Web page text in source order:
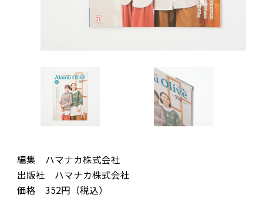
編集 ハマナカ株式会社
出版社 ハマナカ株式会社
価格 352円（税込）